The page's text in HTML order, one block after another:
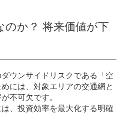
か？ 将来価値が下
ウンサイドリスクである「空
には、対象エリアの交通網と
不可欠です。
、投資効率を最大化する明確